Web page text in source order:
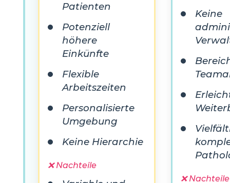
Patienten
Potenziell
höhere
Einkünfte
Flexible
Arbeitszeiten
Personalisierte
Umgebung
Keine Hierarchie
❌ Nachteile
Keine
❌ Nachteile